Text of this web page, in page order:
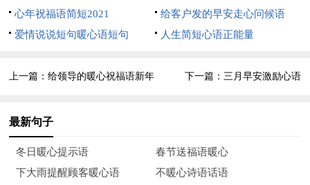
8、时光染白了您的黑发，皱纹爬上了您的额头；岁月压弯
了您的脊梁，粗糙的大手布满老茧。无论容颜怎样改变，对子女
亲节到了，愿天下所有父亲幸福安康！
撑起一片天；又到爸爸节，浮想联翩，如今身为父，才懂父爱如
山。衷心祝愿爸爸节日快乐！
心年祝福语简短2021
给客户发的早安走心问候语
爱情说说短句暖心语短句
人生简短心语正能量
上一篇：给领导的暖心祝福语新年 下一篇： 三月早安激励心语
最新句子
冬日暖心提示语
春节送福语暖心
下大雨提醒顾客暖心语
不暖心诗语话语